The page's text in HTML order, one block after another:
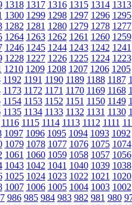
1318 1317 1316 1315 1314 1313
1300 1299 1298 1297 1296 1295
1282 1281 1280 1279 1278 1277
1264 1263 1262 1261 1260 1259
1246 1245 1244 1243 1242 1241
1228 1227 1226 1225 1224 1223
1210 1209 1208 1207 1206 1205
1192 1191 1190 1189 1188 1187
1173 1172 1171 1170 1169 1168
1154 1153 1152 1151 1150 1149
1135 1134 1133 1132 1131 1130
1116 1115 1114 1113 1112 1111
1097 1096 1095 1094 1093 1092
1079 1078 1077 1076 1075 1074
1061 1060 1059 1058 1057 1056
1043 1042 1041 1040 1039 1038
1025 1024 1023 1022 1021 1020
1007 1006 1005 1004 1003 1002
986 985 984 983 982 981 980